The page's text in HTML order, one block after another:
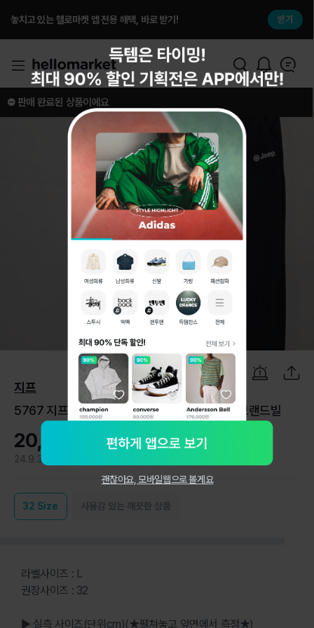
놓치고 있는 헬로마켓 앱 전용 해택, 바로 받기! 받기
1 / 6
⛔️ 판매 완료된 상품이에요
지프
5767 지프 남성32 간절기춘추 조거 트레이닝 브랜드빌
20,000원
24.9.3
32 Size 사용감 있는 깨끗한 상품
라벨사이즈 : L
권장사이즈 : 32
▶ 실측 사이즈(단위cm)(★펼쳐놓고 앞면에서 측정★)
괜찮아요, 모바일웹으로 볼게요